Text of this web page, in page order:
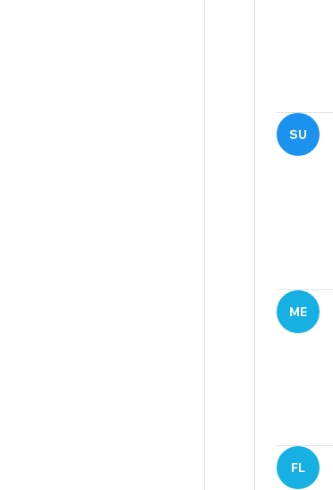
SU
ME
FL